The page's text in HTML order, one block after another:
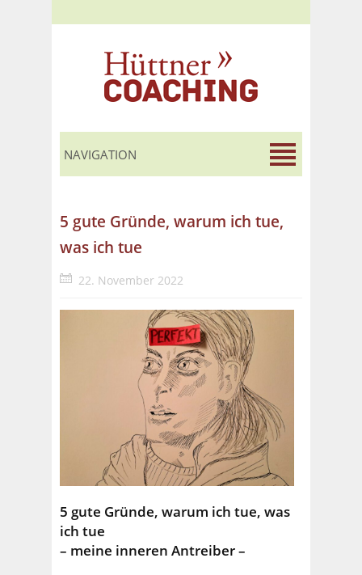
5 gute Gründe, warum ich tue,
was ich tue
22. November 2022
5 gute Gründe, warum ich tue, was
ich tue
– meine inneren Antreiber –